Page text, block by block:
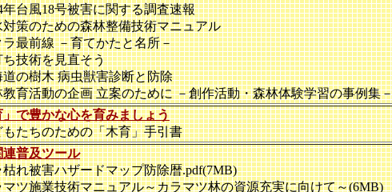
台風18号被害に関する調査速報
策のための森林整備技術マニュアル
最前線 －育てかたと名所－
技術を見直そう
の樹木 病虫獣害診断と防除
育活動の企画 立案のために －創作活動・森林体験学習の事例集
」で豊かな心を育みましょう
たちのための「木育」手引書
連普及ツール
れ被害ハザードマップ防除暦.pdf(7MB)
ツ施業技術マニュアル～カラマツ林の資源充実に向けて～(6MB)